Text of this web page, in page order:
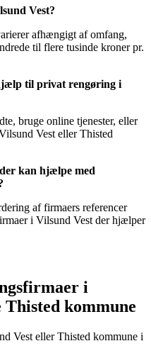
Vest?
afhængigt af omfang,
til flere tusinde kroner pr.
til privat rengøring i
bruge online tjenester, eller
Vest eller Thisted
kan hjælpe med
af firmaers referencer
i Vilsund Vest der hjælper
i
kommune
Vest eller Thisted kommune i